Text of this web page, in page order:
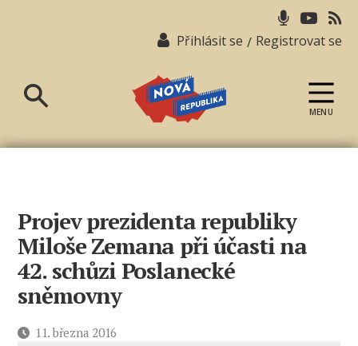
Přihlásit se / Registrovat se
republika
MENU
Projev prezidenta republiky
Miloše Zemana při účasti na
42. schůzi Poslanecké
sněmovny
Datum11. března 2016